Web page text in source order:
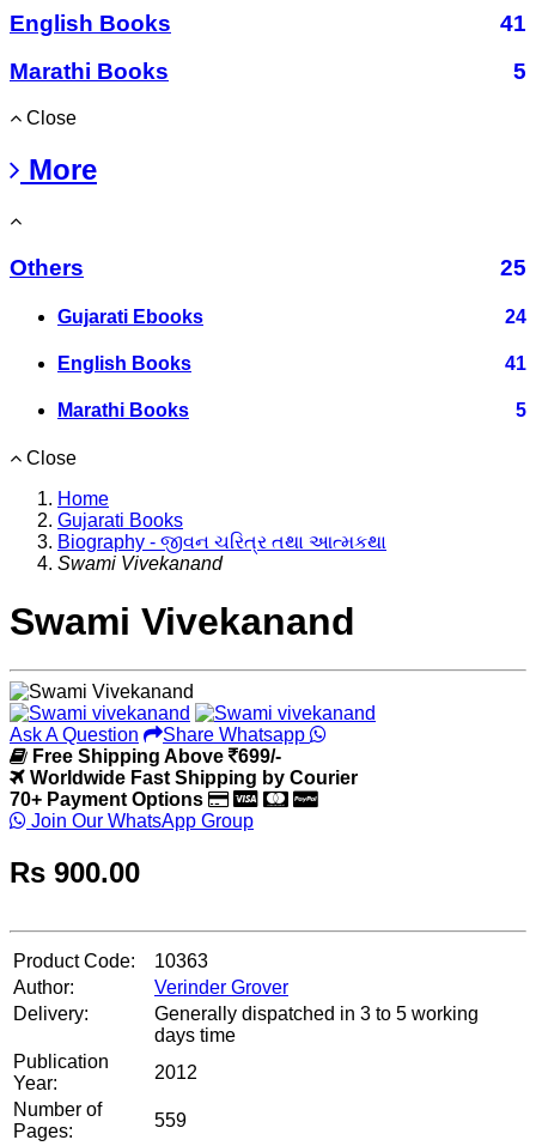
English Books
41
Marathi Books
5
Close
More
Others 25
Gujarati Ebooks 24
English Books 41
Marathi Books 5
Close
Home
Gujarati Books
Biography - જીવન ચરિત્ર તથા આત્મકથા
Swami Vivekanand
Swami Vivekanand
Ask A Question
Share Whatsapp
Free Shipping Above
699/-
Worldwide Fast Shipping by Courier
70+ Payment Options
Join Our WhatsApp Group
Rs 900.00
Product Code:
10363
Author:
Verinder Grover
Delivery:
Generally dispatched in 3 to 5 working
days time
Publication
Year:
2012
Number of
Pages:
559